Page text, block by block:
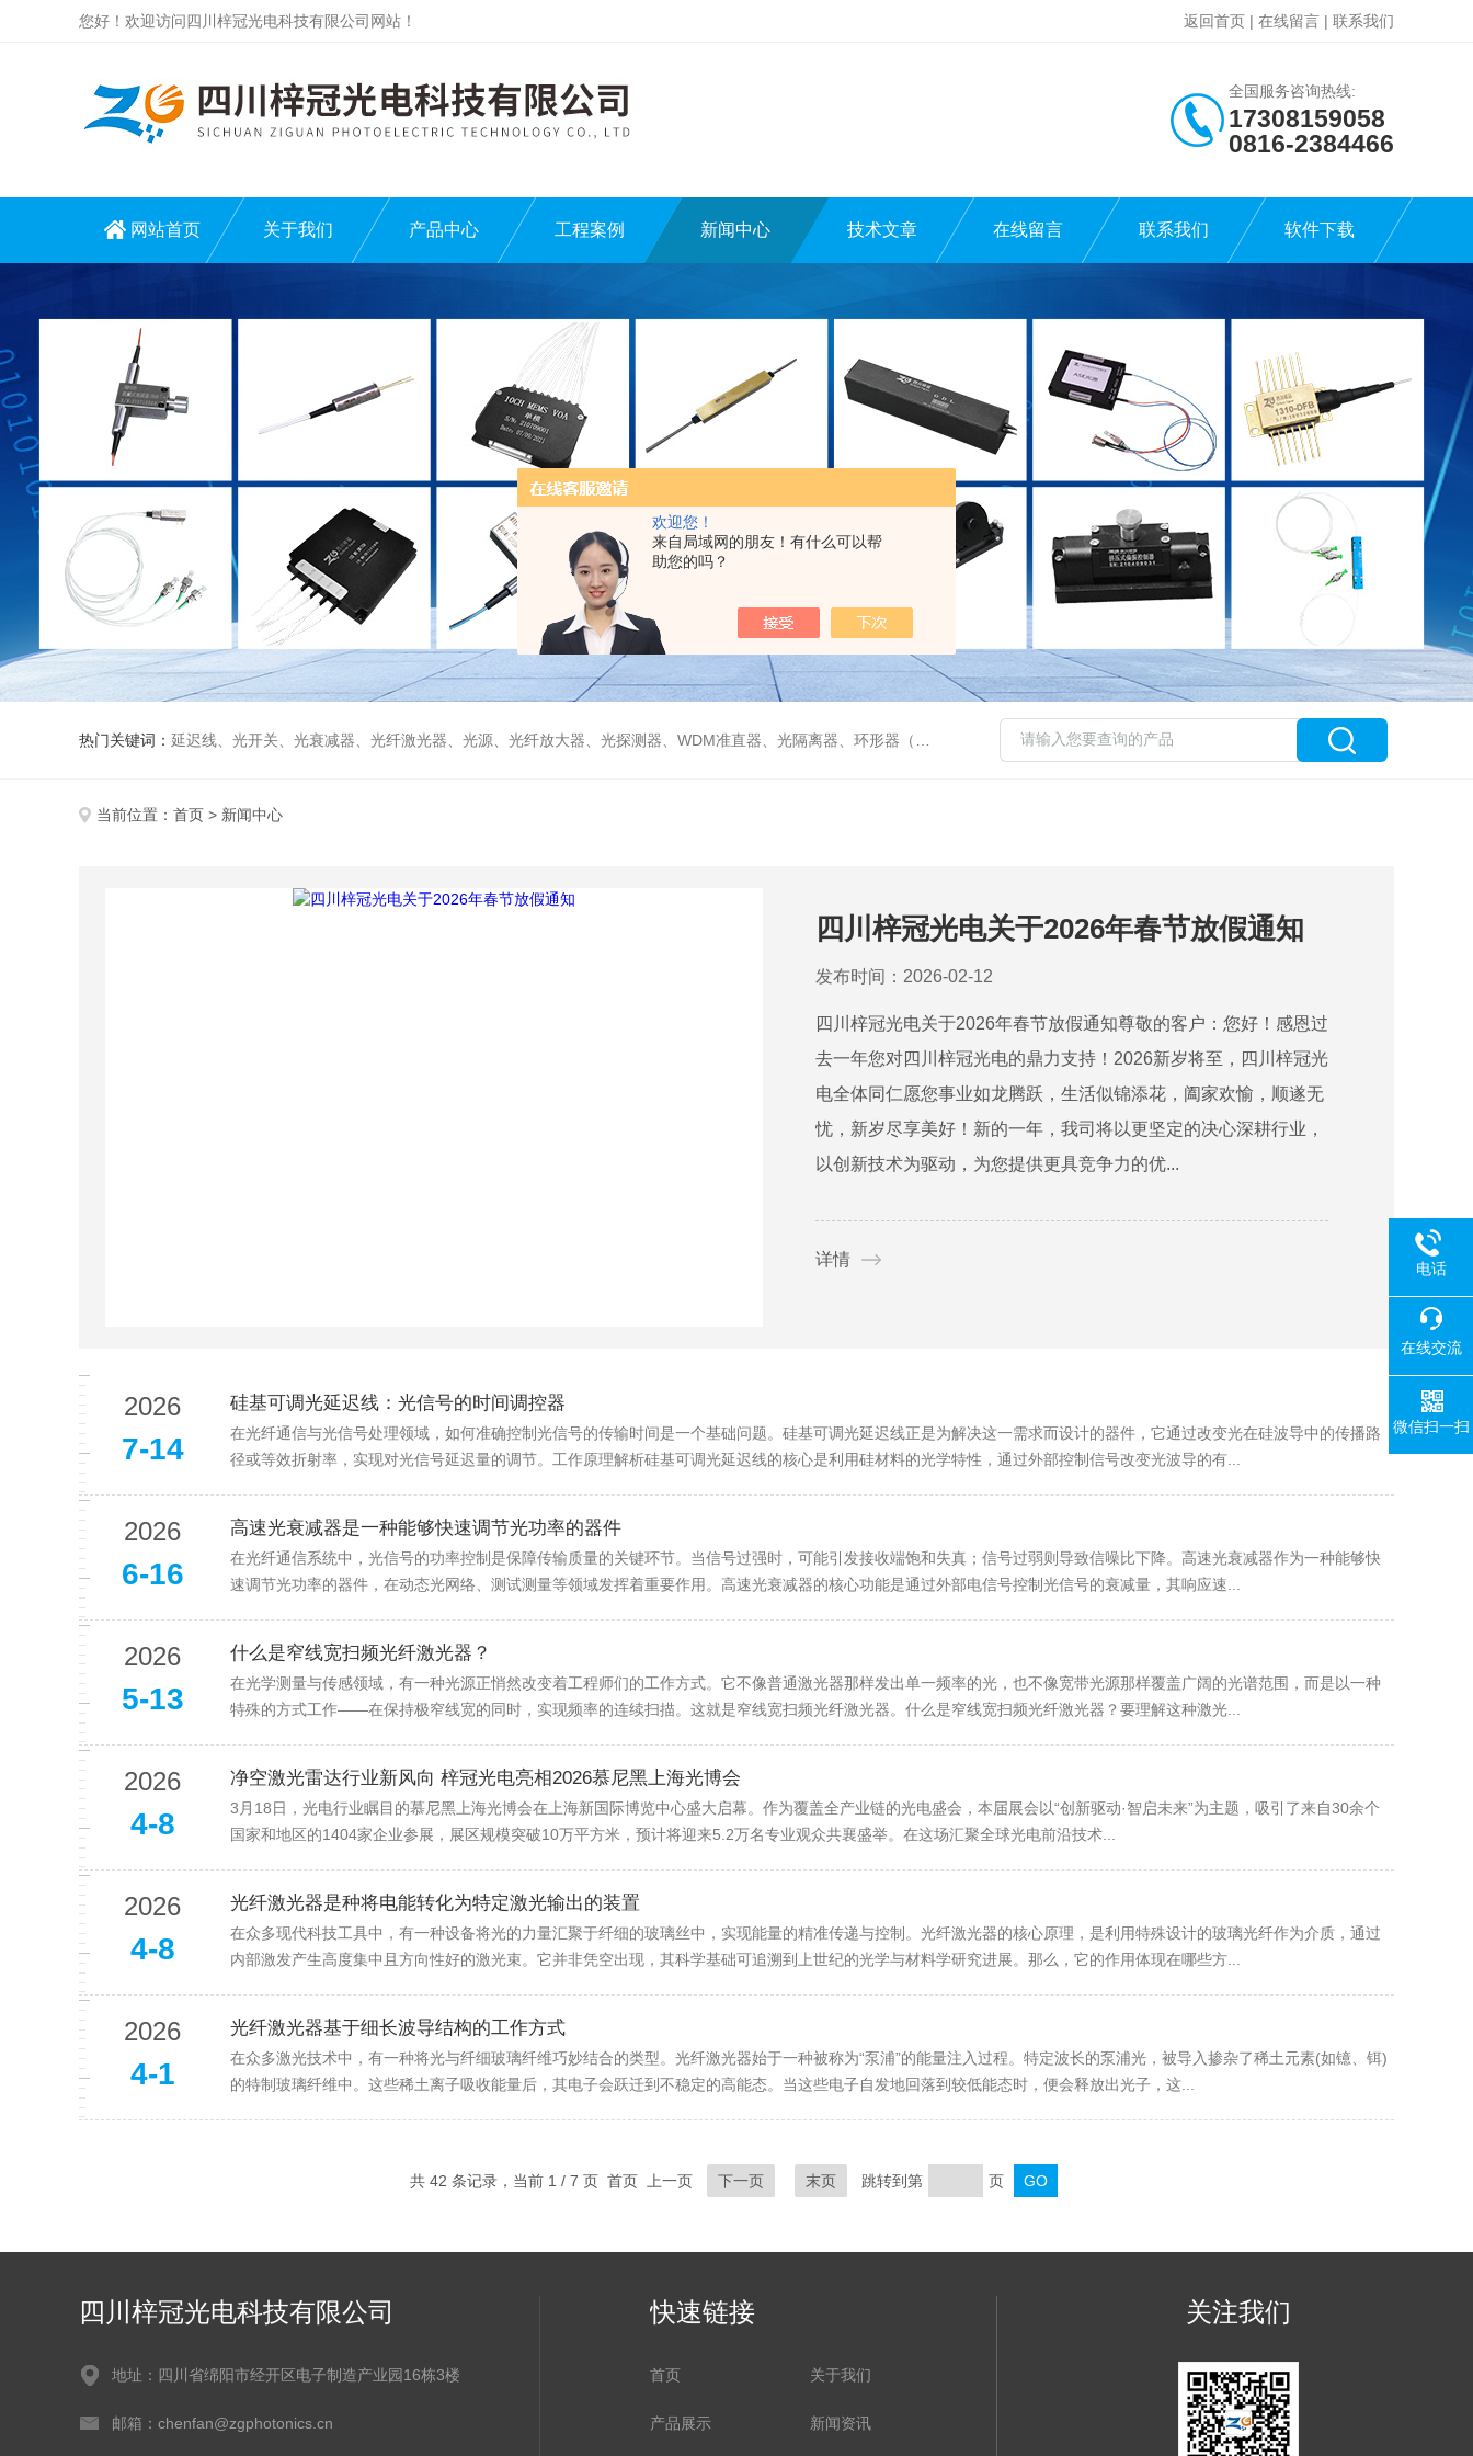
欢迎您！
来自局域网的朋友！有什么可以帮
助您的吗？
您好！欢迎访问四川梓冠光电科技有限公司网站！ 返回首页 | 在线留言 | 联系我们
全国服务咨询热线:
17308159058
0816-2384466
网站首页 关于我们 产品中心 工程案例 新闻中心 技术文章 在线留言 联系我们 软件下载
热门关键词： 延迟线、光开关、光衰减器、光纤激光器、光源、光纤放大器、光探测器、WDM准直器、光隔离器、环形器（三端口、四端口）、偏振分束器/合束器、起偏器、耦合器、单纤/双纤准直器、激光准直器、光纤反射镜、光纤旋转器、偏振控制器（三环、挤压式）、光栅、波分复用器（CWDM/DWDM）等
当前位置： 首页 > 新闻中心
四川梓冠光电关于2026年春节放假通知
发布时间：2026-02-12
四川梓冠光电关于2026年春节放假通知尊敬的客户：您好！感恩过
去一年您对四川梓冠光电的鼎力支持！2026新岁将至，四川梓冠光
电全体同仁愿您事业如龙腾跃，生活似锦添花，阖家欢愉，顺遂无
忧，新岁尽享美好！新的一年，我司将以更坚定的决心深耕行业，
以创新技术为驱动，为您提供更具竞争力的优...
详情
2026
7-14
硅基可调光延迟线：光信号的时间调控器
在光纤通信与光信号处理领域，如何准确控制光信号的传输时间是一个基础问题。硅基可调光延迟线正是为解决这一需求而设计的器件，它通过改变光在硅波导中的传播路
径或等效折射率，实现对光信号延迟量的调节。工作原理解析硅基可调光延迟线的核心是利用硅材料的光学特性，通过外部控制信号改变光波导的有...
2026
6-16
高速光衰减器是一种能够快速调节光功率的器件
在光纤通信系统中，光信号的功率控制是保障传输质量的关键环节。当信号过强时，可能引发接收端饱和失真；信号过弱则导致信噪比下降。高速光衰减器作为一种能够快
速调节光功率的器件，在动态光网络、测试测量等领域发挥着重要作用。高速光衰减器的核心功能是通过外部电信号控制光信号的衰减量，其响应速...
2026
5-13
什么是窄线宽扫频光纤激光器？
在光学测量与传感领域，有一种光源正悄然改变着工程师们的工作方式。它不像普通激光器那样发出单一频率的光，也不像宽带光源那样覆盖广阔的光谱范围，而是以一种
特殊的方式工作——在保持极窄线宽的同时，实现频率的连续扫描。这就是窄线宽扫频光纤激光器。什么是窄线宽扫频光纤激光器？要理解这种激光...
2026
4-8
净空激光雷达行业新风向 梓冠光电亮相2026慕尼黑上海光博会
3月18日，光电行业瞩目的慕尼黑上海光博会在上海新国际博览中心盛大启幕。作为覆盖全产业链的光电盛会，本届展会以“创新驱动·智启未来”为主题，吸引了来自30余个
国家和地区的1404家企业参展，展区规模突破10万平方米，预计将迎来5.2万名专业观众共襄盛举。在这场汇聚全球光电前沿技术...
2026
4-8
光纤激光器是种将电能转化为特定激光输出的装置
在众多现代科技工具中，有一种设备将光的力量汇聚于纤细的玻璃丝中，实现能量的精准传递与控制。光纤激光器的核心原理，是利用特殊设计的玻璃光纤作为介质，通过
内部激发产生高度集中且方向性好的激光束。它并非凭空出现，其科学基础可追溯到上世纪的光学与材料学研究进展。那么，它的作用体现在哪些方...
2026
4-1
光纤激光器基于细长波导结构的工作方式
在众多激光技术中，有一种将光与纤细玻璃纤维巧妙结合的类型。光纤激光器始于一种被称为“泵浦”的能量注入过程。特定波长的泵浦光，被导入掺杂了稀土元素(如镱、铒)
的特制玻璃纤维中。这些稀土离子吸收能量后，其电子会跃迁到不稳定的高能态。当这些电子自发地回落到较低能态时，便会释放出光子，这...
共 42 条记录，当前 1 / 7 页 首页 上一页 下一页 末页 跳转到第 页
四川梓冠光电科技有限公司
地址：四川省绵阳市经开区电子制造产业园16栋3楼
邮箱：chenfan@zgphotonics.cn
快速链接
首页 关于我们
产品展示 新闻资讯
关注我们
电话
在线交流
微信扫一扫